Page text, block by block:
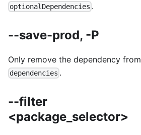
optionalDependencies .
--save-prod, -P
Only remove the dependency from
dependencies .
--filter
<package_selector>